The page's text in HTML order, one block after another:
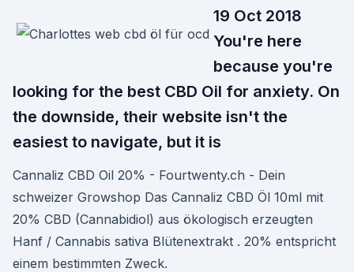
19 Oct 2018
You're here
because you're
looking for the best CBD Oil for anxiety. On
the downside, their website isn't the
easiest to navigate, but it is
Cannaliz CBD Oil 20% - Fourtwenty.ch - Dein
schweizer Growshop Das Cannaliz CBD Öl 10ml mit
20% CBD (Cannabidiol) aus ökologisch erzeugten
Hanf / Cannabis sativa Blütenextrakt . 20% entspricht
einem bestimmten Zweck.